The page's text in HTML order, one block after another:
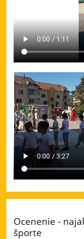
Ocenenie -
športe